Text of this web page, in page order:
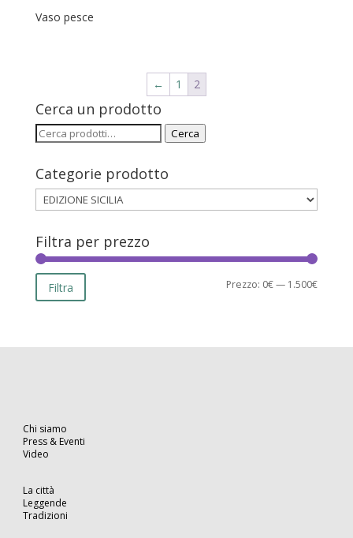
Vaso pesce
← 1 2
Cerca un prodotto
Cerca: Cerca
Categorie prodotto
Filtra per prezzo
Prezzo
Prezzo
Filtra Prezzo: 0€— 1.500€
Chi siamo
Press & Eventi
Video
La città
Leggende
Tradizioni